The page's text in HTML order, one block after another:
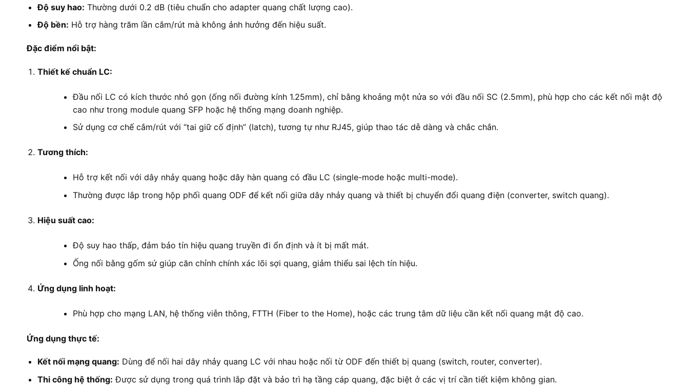
Độ suy hao: Thường dưới 0.2 dB (tiêu chuẩn cho adapter quang chất lượng cao).
Độ bền: Hỗ trợ hàng trăm lần cắm/rút mà không ảnh hưởng đến hiệu suất.
Đặc điểm nổi bật:
Thiết kế chuẩn LC:
Đầu nối LC có kích thước nhỏ gọn (ống nối đường kính 1.25mm), chỉ bằng khoảng một nửa so với đầu nối SC (2.5mm), phù hợp cho các kết nối mật độ
cao như trong module quang SFP hoặc hệ thống mạng doanh nghiệp.
Sử dụng cơ chế cắm/rút với “tai giữ cố định” (latch), tương tự như RJ45, giúp thao tác dễ dàng và chắc chắn.
Tương thích:
Hỗ trợ kết nối với dây nhảy quang hoặc dây hàn quang có đầu LC (single-mode hoặc multi-mode).
Thường được lắp trong hộp phối quang ODF để kết nối giữa dây nhảy quang và thiết bị chuyển đổi quang điện (converter, switch quang).
Hiệu suất cao:
Độ suy hao thấp, đảm bảo tín hiệu quang truyền đi ổn định và ít bị mất mát.
Ống nối bằng gốm sứ giúp căn chỉnh chính xác lõi sợi quang, giảm thiểu sai lệch tín hiệu.
Ứng dụng linh hoạt:
Phù hợp cho mạng LAN, hệ thống viễn thông, FTTH (Fiber to the Home), hoặc các trung tâm dữ liệu cần kết nối quang mật độ cao.
Ứng dụng thực tế:
Kết nối mạng quang: Dùng để nối hai dây nhảy quang LC với nhau hoặc nối từ ODF đến thiết bị quang (switch, router, converter).
Thi công hệ thống: Được sử dụng trong quá trình lắp đặt và bảo trì hạ tầng cáp quang, đặc biệt ở các vị trí cần tiết kiệm không gian.